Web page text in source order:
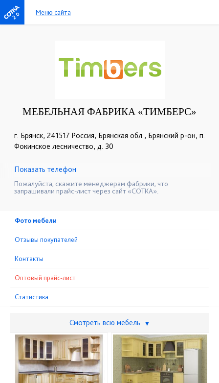
2.0 Меню сайта
МЕБЕЛЬНАЯ ФАБРИКА «ТИМБЕРС»
г. Брянск, 241517 Россия, Брянская обл., Брянский р-он, п.
Фокинское лесничество, д. 30
☎+7 (953) 295-01-75
Показать телефон
Пожалуйста, скажите менеджерам фабрики, что
запрашивали прайс-лист через сайт «СОТКА».
Фото мебели
Отзывы покупателей
Контакты
Оптовый прайс-лист
Статистика
Смотреть всю мебель ▼